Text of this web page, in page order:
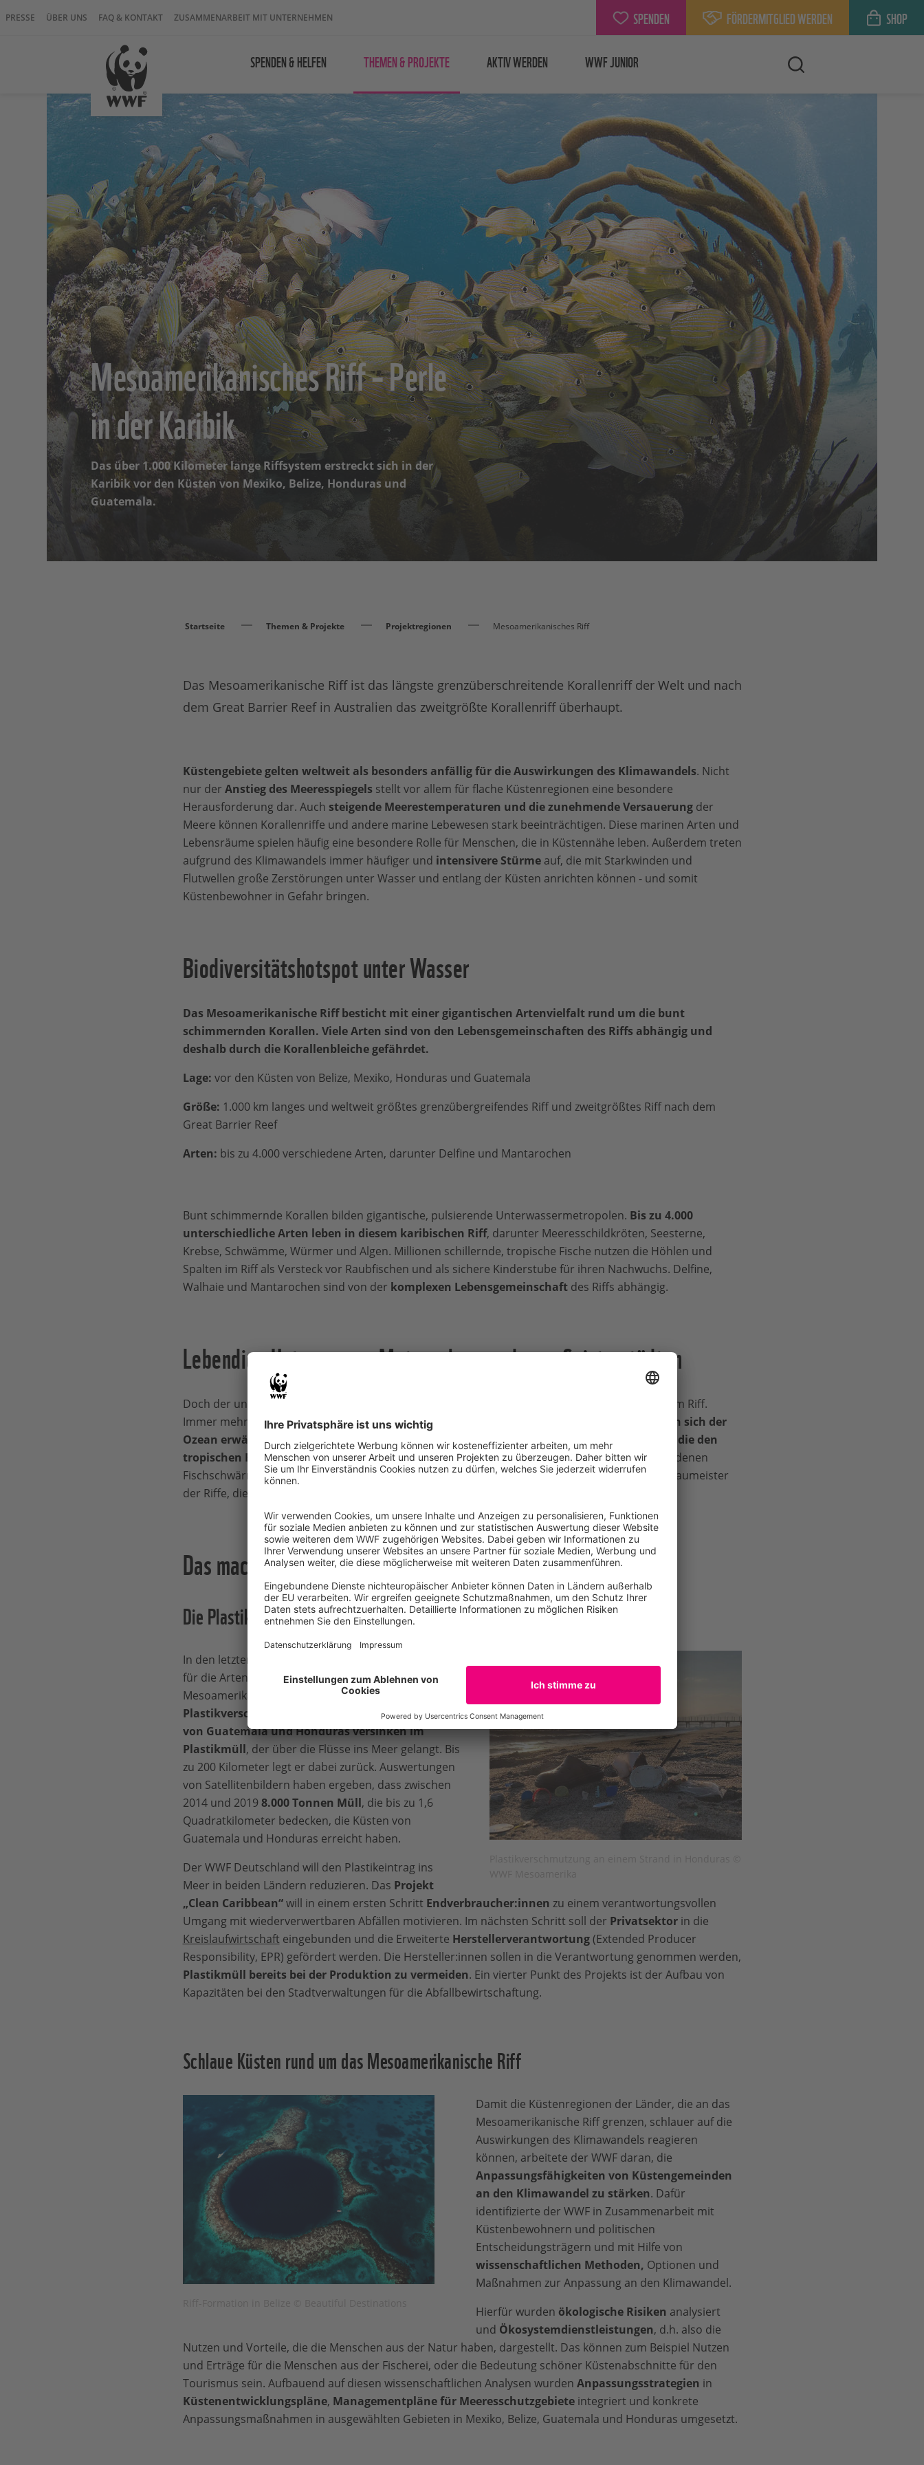
PRESSE ÜBER UNS FAQ & KONTAKT ZUSAMMENARBEIT MIT UNTERNEHMEN SPENDEN FÖRDERMITGLIED WERDEN SHOP
SPENDEN & HELFEN THEMEN & PROJEKTE AKTIV WERDEN WWF JUNIOR
Mesoamerikanisches Riff – Perle
in der Karibik
Das über 1.000 Kilometer lange Riffsystem erstreckt sich in der
Karibik vor den Küsten von Mexiko, Belize, Honduras und
Guatemala.
Startseite Themen & Projekte Projektregionen Mesoamerikanisches Riff
Das Mesoamerikanische Riff ist das längste grenzüberschreitende Korallenriff der Welt und nach
dem Great Barrier Reef in Australien das zweitgrößte Korallenriff überhaupt.
Küstengebiete gelten weltweit als besonders anfällig für die Auswirkungen des Klimawandels. Nicht
nur der Anstieg des Meeresspiegels stellt vor allem für flache Küstenregionen eine besondere
Herausforderung dar. Auch steigende Meerestemperaturen und die zunehmende Versauerungder
Meere können Korallenriffe und andere marine Lebewesen stark beeinträchtigen. Diese marinen Arten und
Lebensräume spielen häufig eine besondere Rolle für Menschen, die in Küstennähe leben. Außerdem treten
aufgrund des Klimawandels immer häufiger und intensivere Stürmeauf, die mit Starkwinden und
Flutwellen große Zerstörungen unter Wasser und entlang der Küsten anrichten können - und somit
Küstenbewohner in Gefahr bringen.
Biodiversitätshotspot unter Wasser
Das Mesoamerikanische Riff besticht mit einer gigantischen Artenvielfalt rund um die bunt
schimmernden Korallen. Viele Arten sind von den Lebensgemeinschaften des Riffs abhängig und
deshalb durch die Korallenbleiche gefährdet.
Lage: vor den Küsten von Belize, Mexiko, Honduras und Guatemala
Größe: 1.000 km langes und weltweit größtes grenzübergreifendes Riff und zweitgrößtes Riff nach dem
Great Barrier Reef
Arten: bis zu 4.000 verschiedene Arten, darunter Delfine und Mantarochen
Bunt schimmernde Korallen bilden gigantische, pulsierende Unterwassermetropolen. Bis zu 4.000
unterschiedliche Arten leben in diesem karibischen Riff, darunter Meeresschildkröten, Seesterne,
Krebse, Schwämme, Würmer und Algen. Millionen schillernde, tropische Fische nutzen die Höhlen und
Spalten im Riff als Versteck vor Raubfischen und als sichere Kinderstube für ihren Nachwuchs. Delfine,
Walhaie und Mantarochen sind von der komplexen Lebensgemeinschaftdes Riffs abhängig.
Lebendige Unterwasser-Metropolen werden zu Geisterstädten
Doch der ungebremst voranschreitende Klimawandel zerstört den einzigartigen Lebensraum am Riff.
Immer mehr Korallen bleichen aus und sterben ab, weil die Wassertemperaturen steigen.
Wenn sich der
Ozean erwärmt, zerbricht die einzigartige Symbiose zwischen Korallenpolypen und Algen, die den
tropischen Riffen ihre Farbpracht verleihen.Was bleibt, sind farblose, bröckelnde Ruinen, in denen
Fischschwärme kaum noch Nahrung finden. Wenn wir nicht schnellstens handeln, drohen die Baumeister
der Riffe, diese wunderschönen Organismen, für immer zu verschwinden.
Das macht der WWF im Mesoamerikanischen Riff
Die Plastikflut stoppen!
In den letzten Jahren hat sich eine neue Bedrohung
für die Artenvielfalt und die Ökosysteme des
Mesoamerikanischen Riffs herauskristallisiert: die
Plastikverschmutzung
Strände an den Küsten
von Guatemala und Honduras versinken im
Plastikmüll, der über die Flüsse ins Meer gelangt. Bis
zu 200 Kilometer legt er dabei zurück. Auswertungen
von Satellitenbildern haben ergeben, dass zwischen
2014 und 2019 8.000 Tonnen Müll, die bis zu 1,6
Quadratkilometer bedecken, die Küsten von
Guatemala und Honduras erreicht haben.
Der WWF Deutschland will den Plastikeintrag ins
Meer in beiden Ländern reduzieren. Das Projekt
„Clean Caribbean“will in einem ersten Schritt Endverbraucher:innen zu einem verantwortungsvollen
Umgang mit wiederverwertbaren Abfällen motivieren. Im nächsten Schritt soll der Privatsektorin die
Kreislaufwirtschaft eingebunden und die Erweiterte Herstellerverantwortung(Extended Producer
Responsibility, EPR) gefördert werden. Die Hersteller:innen sollen in die Verantwortung genommen werden,
Plastikmüll bereits bei der Produktion zu vermeiden. Ein vierter Punkt des Projekts ist der Aufbau von
Kapazitäten bei den Stadtverwaltungen für die Abfallbewirtschaftung.
Schlaue Küsten rund um das Mesoamerikanische Riff
Damit die Küstenregionen der Länder, die an das
Mesoamerikanische Riff grenzen, schlauer auf die
Auswirkungen des Klimawandels reagieren
können, arbeitete der WWF daran, die
Anpassungsfähigkeiten von Küstengemeinden
an den Klimawandel zu stärken. Dafür
identifizierte der WWF in Zusammenarbeit mit
Küstenbewohnern und politischen
Entscheidungsträgern und mit Hilfe von
wissenschaftlichen Methoden, Optionen und
Maßnahmen zur Anpassung an den Klimawandel.
Hierfür wurden ökologische Risiken analysiert
und Ökosystemdienstleistungen, d.h. also die
Nutzen und Vorteile, die die Menschen aus der Natur haben, dargestellt. Das können zum Beispiel Nutzen
und Erträge für die Menschen aus der Fischerei, oder die Bedeutung schöner Küstenabschnitte für den
Tourismus sein. Aufbauend auf diesen wissenschaftlichen Analysen wurden Anpassungsstrategien in
Küstenentwicklungspläne, Managementpläne für Meeresschutzgebieteintegriert und konkrete
Anpassungsmaßnahmen in ausgewählten Gebieten in Mexiko, Belize, Guatemala und Honduras umgesetzt.